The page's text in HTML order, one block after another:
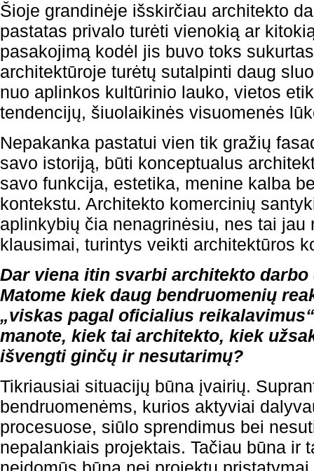
Šioje grandinėje išskirčiau architekto
pastatas privalo turėti vienokią ar
pasakojimą kodėl jis buvo toks
architektūroje turėtų sutalpinti daug
nuo aplinkos kultūrinio lauko, vietos
tendencijų, šiuolaikinės visuomenės
Nepakanka pastatui vien tik gražių
savo istoriją, būti konceptualus
savo funkcija, estetika, menine kalba
kontekstu. Architekto komercinių
aplinkybių čia nenagrinėsiu, nes tai jau
klausimai, turintys veikti architektūros
Dar viena itin svarbi architekto darbo
Matome kiek daug bendruomenių
„viskas pagal oficialius
manote, kiek tai architekto, kiek
išvengti ginčų ir nesutarimų?
Tikriausiai situacijų būna įvairių.
bendruomenėms, kurios aktyviai
procesuose, siūlo sprendimus bei
nepalankiais projektais. Tačiau būna ir